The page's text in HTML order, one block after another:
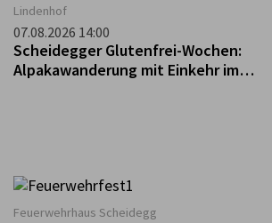
Lindenhof
07.08.2026 14:00
Scheidegger Glutenfrei-Wochen:
Alpakawanderung mit Einkehr im
Feuerwehrhaus Scheidegg